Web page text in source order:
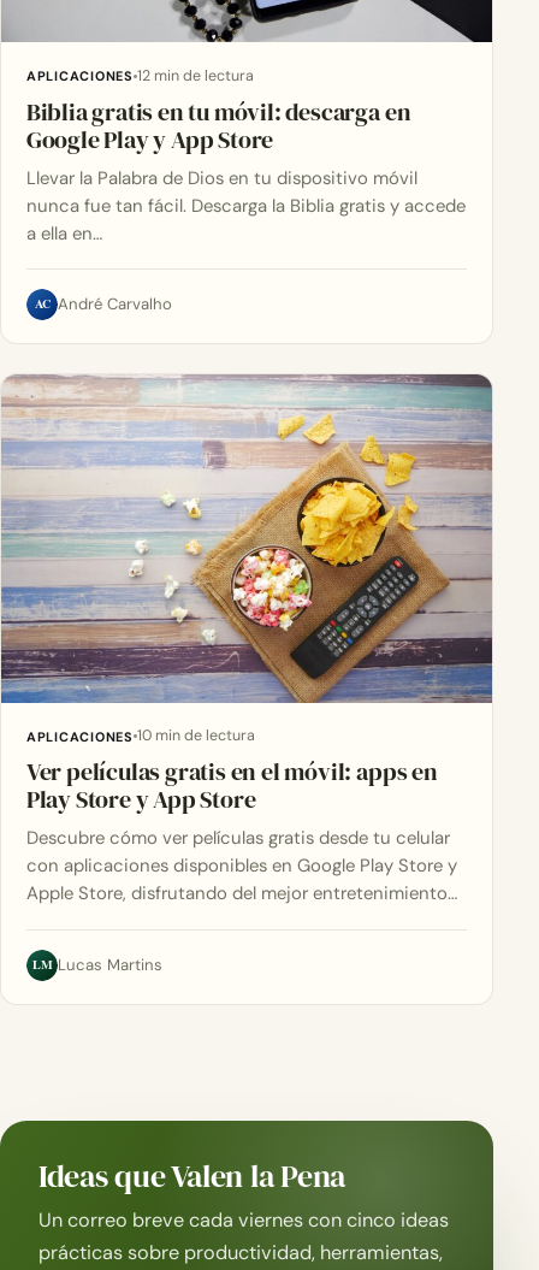
APLICACIONES 12 min de lectura
Biblia gratis en tu móvil: descarga en
Google Play y App Store
Llevar la Palabra de Dios en tu dispositivo móvil
nunca fue tan fácil. Descarga la Biblia gratis y accede
a ella en…
AC André Carvalho
APLICACIONES 10 min de lectura
Ver películas gratis en el móvil: apps en
Play Store y App Store
Descubre cómo ver películas gratis desde tu celular
con aplicaciones disponibles en Google Play Store y
Apple Store, disfrutando del mejor entretenimiento…
LM Lucas Martins
Ideas que Valen la Pena
Un correo breve cada viernes con cinco ideas
prácticas sobre productividad, herramientas,